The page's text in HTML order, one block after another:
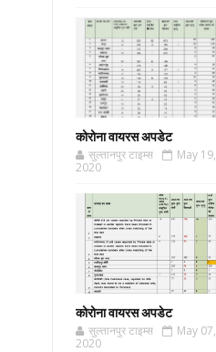
कोरोना वायरस अपडेट
सुल्तानपुर टाइम्स
May 19,
2020
कोरोना वायरस अपडेट
सुल्तानपुर टाइम्स
May 07,
2020